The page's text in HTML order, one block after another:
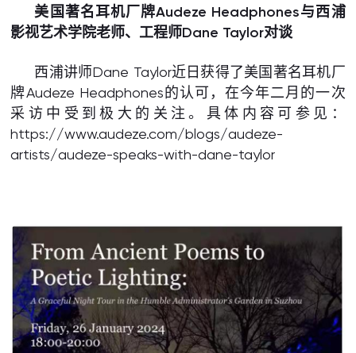
美国著名耳机厂牌Audeze Headphones与西浦
影视艺术学院老师、工程师Dane Taylor对谈
西浦讲师Dane Taylor近日获得了美国著名耳机厂
牌Audeze Headphones的认可，在今年二月的一次
采访中受到极大的关注。具体内容可参见：
https://www.audeze.com/blogs/audeze-
artists/audeze-speaks-with-dane-taylor